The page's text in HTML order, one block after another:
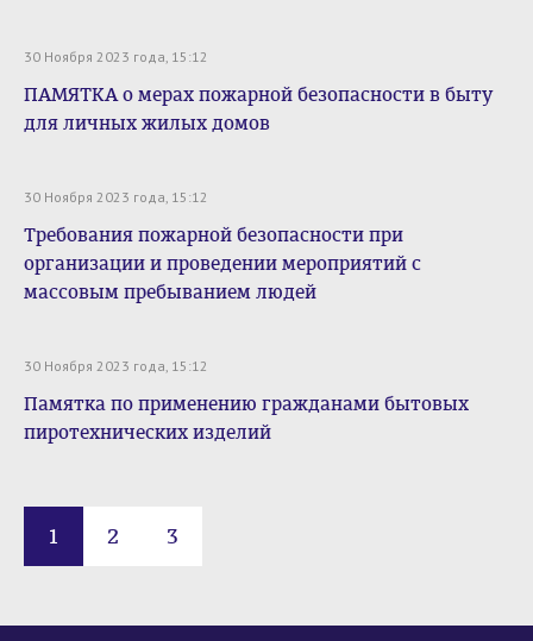
30 Ноября 2023 года, 15:12
ПАМЯТКА о мерах пожарной безопасности в быту
для личных жилых домов
30 Ноября 2023 года, 15:12
Требования пожарной безопасности при
организации и проведении мероприятий с
массовым пребыванием людей
30 Ноября 2023 года, 15:12
Памятка по применению гражданами бытовых
пиротехнических изделий
1 2 3